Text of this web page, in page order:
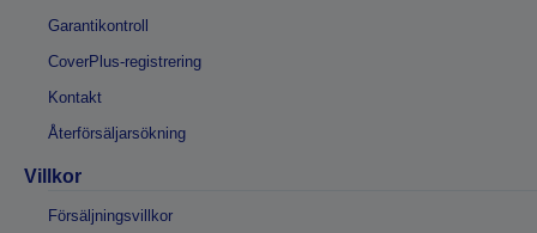
Garantikontroll
CoverPlus-registrering
Kontakt
Återförsäljarsökning
Villkor
Försäljningsvillkor